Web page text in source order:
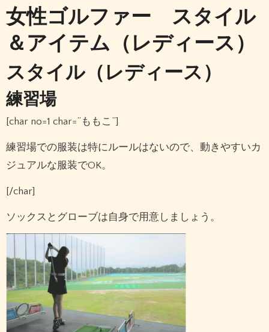
女性ゴルファー スタイル
＆アイテム（レディース）
スタイル（レディース）
練習場
[char no=1 char=”ももこ”]
練習場での服装は特にルールはないので、動きやすいカ
ジュアルな服装でOK。
[/char]
ソックスとグローブは自身で用意しましょう。